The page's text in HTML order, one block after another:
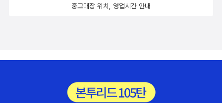
싫은 아이의 마음은 출근을 하기 싫은 어른들과 마찬가지일 겁니
치 연극을 하는 주인공처럼 묘사했다는 것이에요. 이 부분이 참
넘어지기까지 합니다. 유치원에 갔는데 새치기를 하는 친구에, 딸
중고매장 위치, 영업시간 안내